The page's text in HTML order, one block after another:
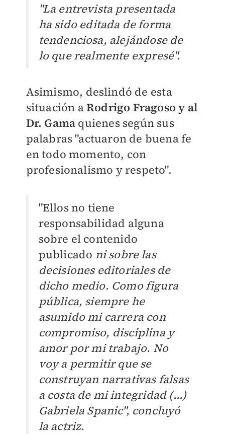
"La entrevista presentada
ha sido editada de forma
tendenciosa, alejándose de
lo que realmente expresé".
Asimismo, deslindó de esta
situación aRodrigo Fragoso y al
Dr. Gama quienes según sus
palabras "actuaron de buena fe
en todo momento, con
profesionalismo y respeto".
"Ellos no tiene
responsabilidad alguna
sobre el contenido
publicado ni sobre las
decisiones editoriales de
dicho medio. Como figura
pública, siempre he
asumido mi carrera con
compromiso, disciplina y
amor por mi trabajo. No
voy a permitir que se
construyan narrativas falsas
a costa de mi integridad (...)
Gabriela Spanic", concluyó
la actriz.